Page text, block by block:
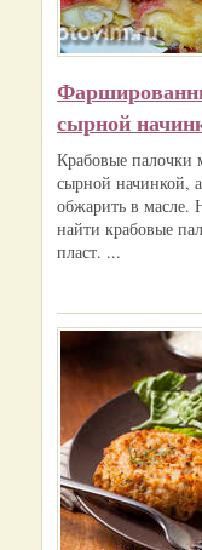
сырной
Крабовые палочки
сырной начинкой,
обжарить в масле.
найти крабовые
пласт. ...